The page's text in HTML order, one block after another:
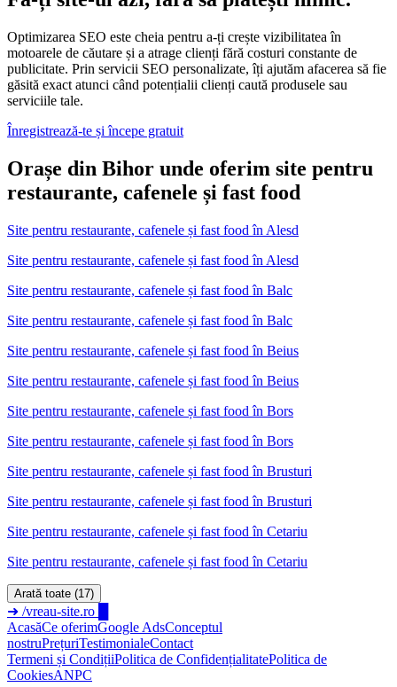
Optimizarea SEO este cheia pentru a-ți crește vizibilitatea în
motoarele de căutare și a atrage clienți fără costuri constante de
publicitate. Prin servicii SEO personalizate, îți ajutăm afacerea să fie
găsită exact atunci când potențialii clienți caută produsele sau
serviciile tale.
Înregistrează-te și începe gratuit
Orașe din Bihor unde oferim site pentru
restaurante, cafenele și fast food
Site pentru restaurante, cafenele și fast food în Alesd
Site pentru restaurante, cafenele și fast food în Alesd
Site pentru restaurante, cafenele și fast food în Balc
Site pentru restaurante, cafenele și fast food în Balc
Site pentru restaurante, cafenele și fast food în Beius
Site pentru restaurante, cafenele și fast food în Beius
Site pentru restaurante, cafenele și fast food în Bors
Site pentru restaurante, cafenele și fast food în Bors
Site pentru restaurante, cafenele și fast food în Brusturi
Site pentru restaurante, cafenele și fast food în Brusturi
Site pentru restaurante, cafenele și fast food în Cetariu
Site pentru restaurante, cafenele și fast food în Cetariu
Arată toate (17)
➜ /vreau-site.ro
AcasăCe oferimGoogle AdsConceptul
nostruPrețuriTestimonialeContact
Termeni și CondițiiPolitica de ConfidențialitatePolitica de
CookiesANPC